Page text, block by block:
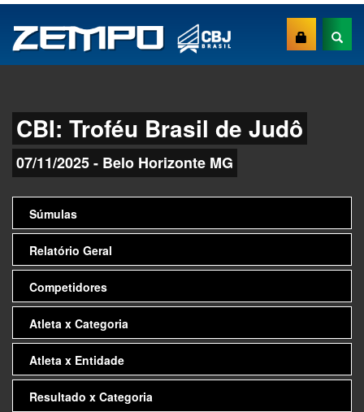
CBI: Troféu Brasil de Judô
07/11/2025 - Belo Horizonte MG
Súmulas
Relatório Geral
Competidores
Atleta x Categoria
Atleta x Entidade
Resultado x Categoria